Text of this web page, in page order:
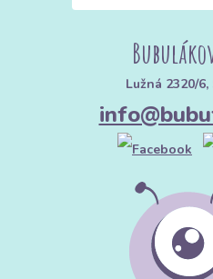
Lužná 2320/6,